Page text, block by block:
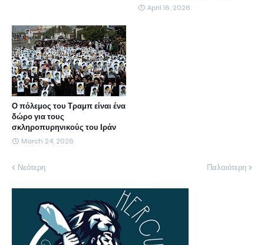
April 16, 2026
Ο πόλεμος του Τραμπ είναι ένα
δώρο για τους
σκληροπυρηνικούς του Ιράν
March 24, 2026
Νεότερη Παλαιότερη